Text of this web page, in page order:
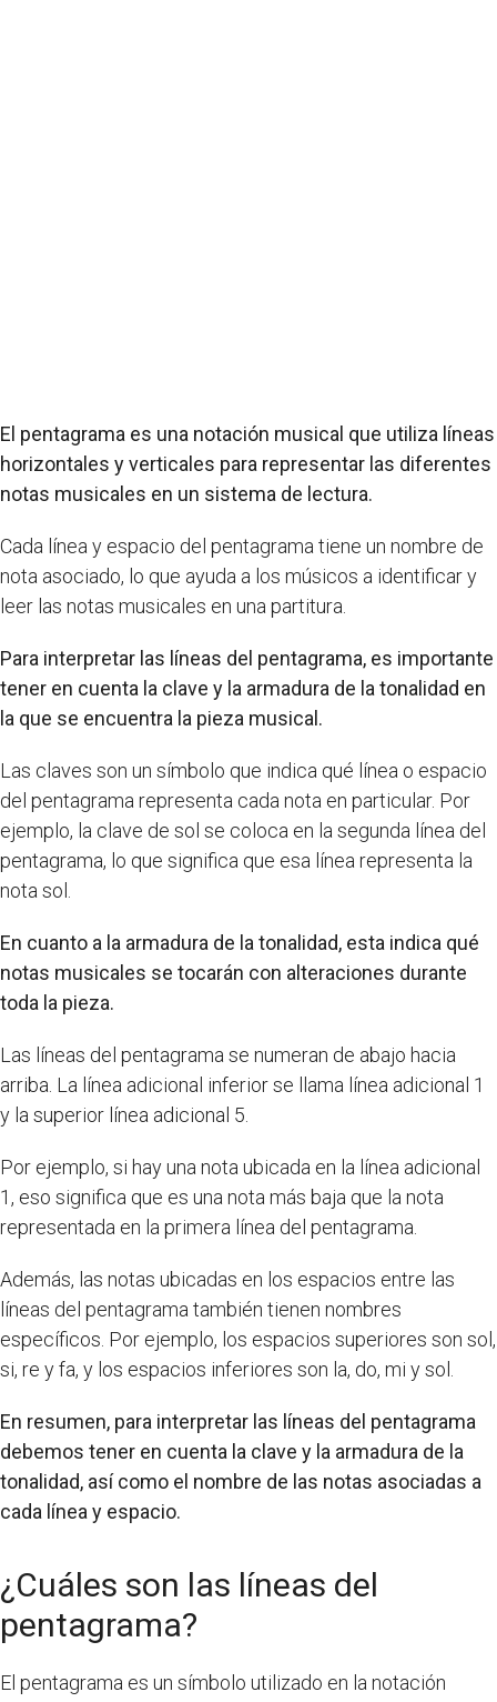
El pentagrama es una notación musical que utiliza líneas
horizontales y verticales para representar las diferentes
notas musicales en un sistema de lectura.
Cada línea y espacio del pentagrama tiene un nombre de
nota asociado, lo que ayuda a los músicos a identificar y
leer las notas musicales en una partitura.
Para interpretar las líneas del pentagrama, es importante
tener en cuenta la clave y la armadura de la tonalidad en
la que se encuentra la pieza musical.
Las claves son un símbolo que indica qué línea o espacio
del pentagrama representa cada nota en particular. Por
ejemplo, la clave de sol se coloca en la segunda línea del
pentagrama, lo que significa que esa línea representa la
nota sol.
En cuanto a la armadura de la tonalidad, esta indica qué
notas musicales se tocarán con alteraciones durante
toda la pieza.
Las líneas del pentagrama se numeran de abajo hacia
arriba. La línea adicional inferior se llama línea adicional 1
y la superior línea adicional 5.
Por ejemplo, si hay una nota ubicada en la línea adicional
1, eso significa que es una nota más baja que la nota
representada en la primera línea del pentagrama.
Además, las notas ubicadas en los espacios entre las
líneas del pentagrama también tienen nombres
específicos. Por ejemplo, los espacios superiores son sol,
si, re y fa, y los espacios inferiores son la, do, mi y sol.
En resumen, para interpretar las líneas del pentagrama
debemos tener en cuenta la clave y la armadura de la
tonalidad, así como el nombre de las notas asociadas a
cada línea y espacio.
¿Cuáles son las líneas del
pentagrama?
El pentagrama es un símbolo utilizado en la notación